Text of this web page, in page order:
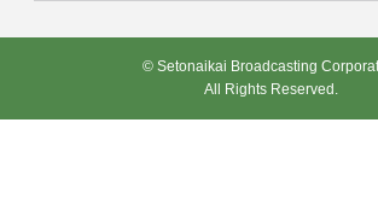
© Setonaikai Broadcasting
All Rights Reserved.